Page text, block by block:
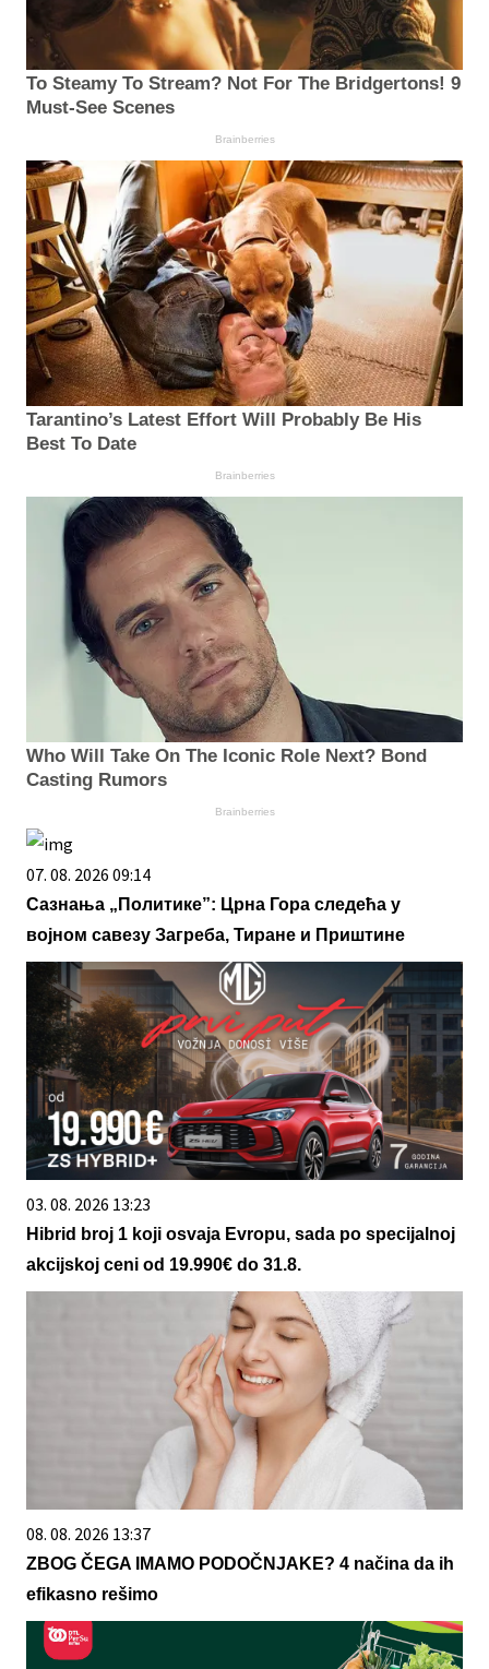
To Steamy To Stream? Not For The Bridgertons! 9
Must-See Scenes
Brainberries
Tarantino’s Latest Effort Will Probably Be His
Best To Date
Brainberries
Who Will Take On The Iconic Role Next? Bond
Casting Rumors
Brainberries
07. 08. 2026 09:14
Сазнања „Политике”: Црна Гора следећа у
војном савезу Загреба, Тиране и Приштине
03. 08. 2026 13:23
Hibrid broj 1 koji osvaja Evropu, sada po specijalnoj
akcijskoj ceni od 19.990€ do 31.8.
08. 08. 2026 13:37
ZBOG ČEGA IMAMO PODOČNJAKE? 4 načina da ih
efikasno rešimo